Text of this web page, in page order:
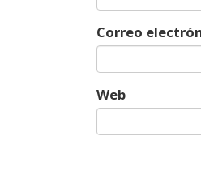
Correo
Web